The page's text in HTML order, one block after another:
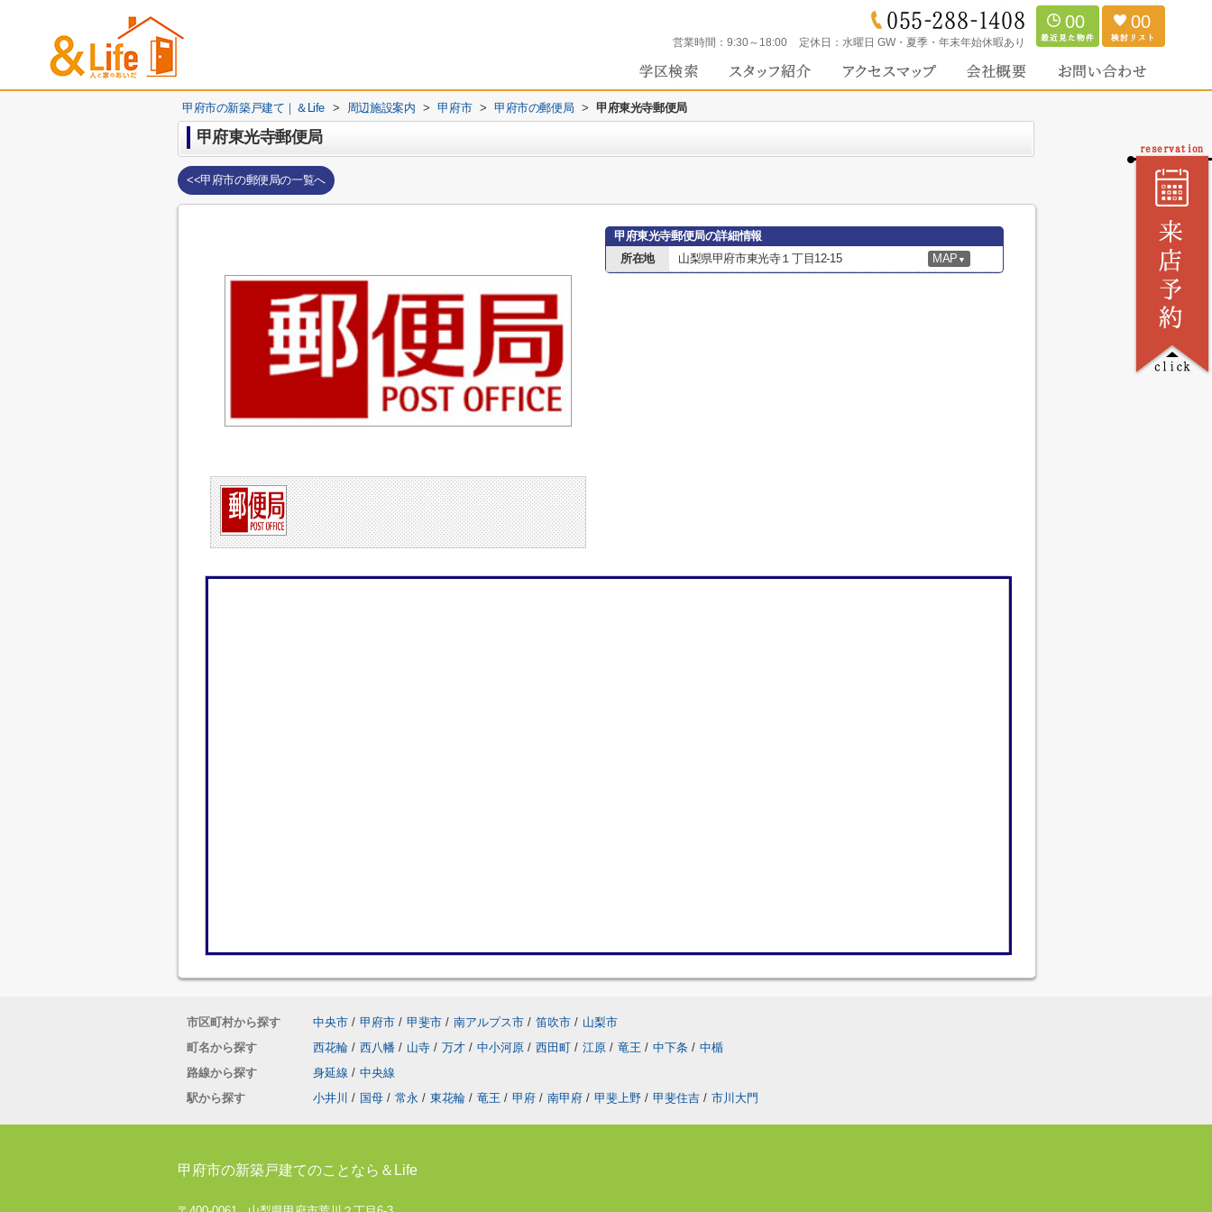
営業時間： 9:30～18:00 定休日： 水曜日 GW・夏季・年末年始休暇あり
00 00
甲府市の新築戸建て｜＆Life > 周辺施設案内 > 甲府市 > 甲府市の郵便局 > 甲府東光寺郵便局
甲府東光寺郵便局
<<甲府市の郵便局の一覧へ
甲府東光寺郵便局の詳細情報
所在地
山梨県甲府市東光寺１丁目12-15 MAP ▼
市区町村から探す 中央市 / 甲府市 / 甲斐市 / 南アルプス市 / 笛吹市 / 山梨市
町名から探す
西花輪 / 西八幡 / 山寺 / 万才 / 中小河原 / 西田町 / 江原 / 竜王 / 中下条 / 中楯
路線から探す
身延線 / 中央線
駅から探す
小井川 / 国母 / 常永 / 東花輪 / 竜王 / 甲府 / 南甲府 / 甲斐上野 / 甲斐住吉 / 市川大門
甲府市の新築戸建てのことなら＆Life